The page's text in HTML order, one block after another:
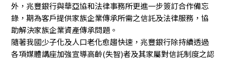
外，兆豐銀行與華亞協和法律事務所更進一步簽訂合作備忘
錄，期為客戶提供家族企業傳承所需之信託及法律服務，協
助解決家族企業資產傳承問題。
隨著我國少子化及人口老化愈趨快速，兆豐銀行除持續透過
各項媒體講座加強宣導高齡(失智)者及其家屬對信託制度之認